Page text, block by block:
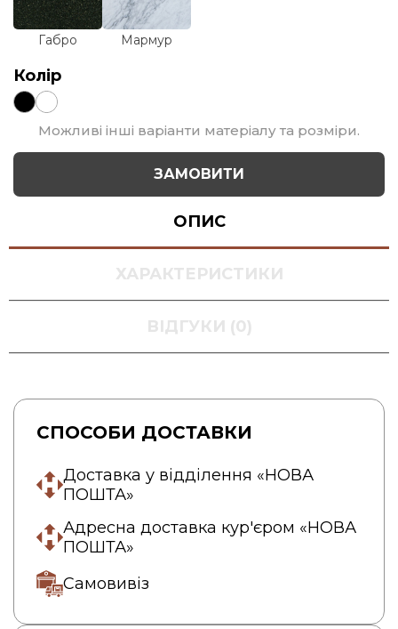
Габро Мармур
Колір
Можливі інші варіанти матеріалу та розміри.
ЗАМОВИТИ
ОПИС
ХАРАКТЕРИСТИКИ
ВІДГУКИ (0)
СПОСОБИ ДОСТАВКИ
Доставка у відділення «НОВА
ПОШТА»
Адресна доставка кур'єром «НОВА
ПОШТА»
Самовивіз